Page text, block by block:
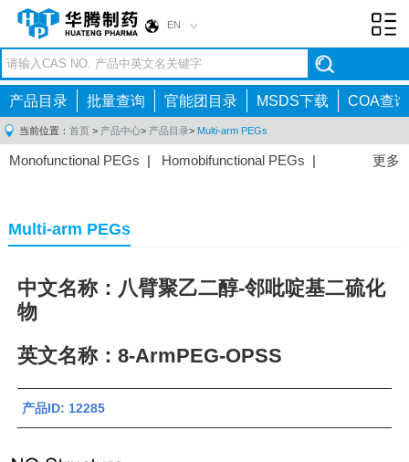
EN
产品目录 批量查询 官能团目录 MSDS下载 COA查询
当前位置： 首页 > 产品中心> 产品目录> Multi-arm PEGs
更多
Monofunctional PEGs | Homobifunctional PEGs |
Multi-arm PEGs
中文名称：八臂聚乙二醇-邻吡啶基二硫化
物
英文名称：8-ArmPEG-OPSS
产品ID: 12285